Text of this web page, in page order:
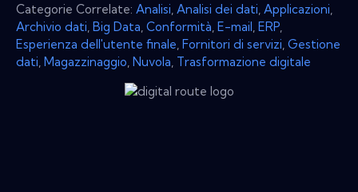
Categorie Correlate: Analisi Analisi dei dati Applicazioni
Archivio dati Big Data Conformità E-mail ERP
Esperienza dell'utente finale Fornitori di servizi Gestione
dati Magazzinaggio Nuvola Trasformazione digitale